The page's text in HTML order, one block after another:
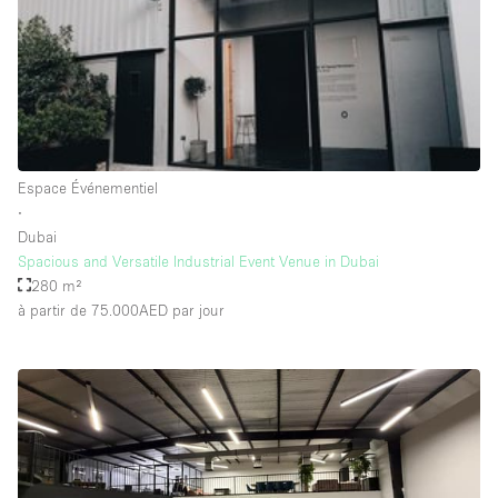
Smoking Area
Soundproof
Style Haussmannien
Style Industriel
Système de sécurité
Toilettes
Water Access
Éclairage
Électricité
Espace Événementiel
∙
Dubai
Spacious and Versatile Industrial Event Venue in Dubai
280 m²
à partir de 75.000AED par jour